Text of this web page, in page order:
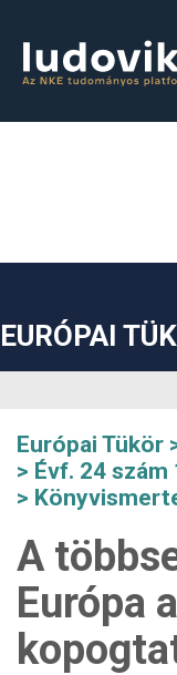
EURÓPAI
Európai Tükör
Évf. 24
A
Európa